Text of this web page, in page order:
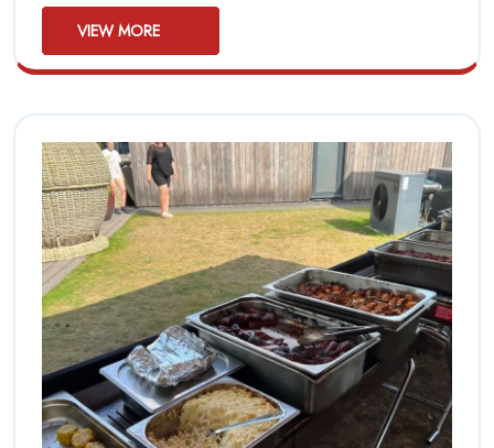
Catering
VIEW MORE
MORE